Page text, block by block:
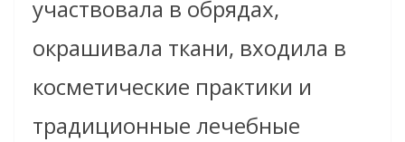
участвовала в обрядах,
окрашивала ткани, входила в
косметические практики и
традиционные лечебные